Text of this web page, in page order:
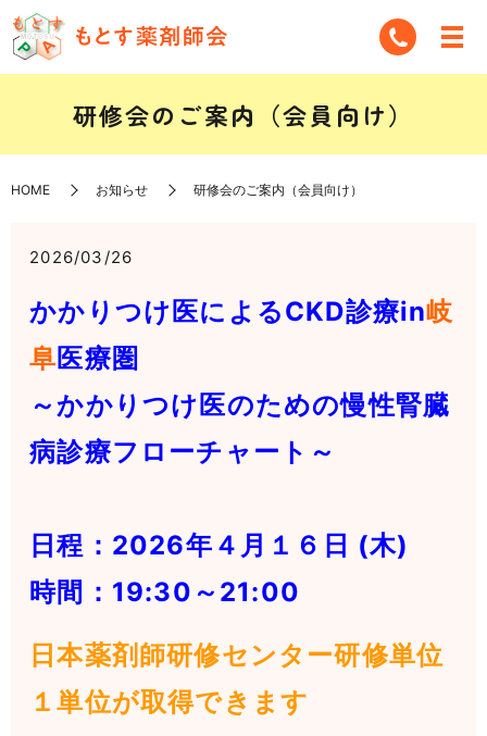
研修会のご案内（会員向け）
HOME お知らせ 研修会のご案内（会員向け）
2026/03/26
かかりつけ医によるCKD診療in岐
阜医療圏
～かかりつけ医のための慢性腎臓
病診療フローチャート～
日程：2026年４月１６日 (木)
時間：19:30～21:00
日本薬剤師研修センター研修単位
１単位が取得できます